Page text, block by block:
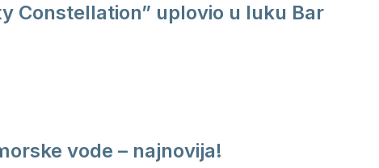
Constellation” uplovio u luku Bar
vode – najnovija!